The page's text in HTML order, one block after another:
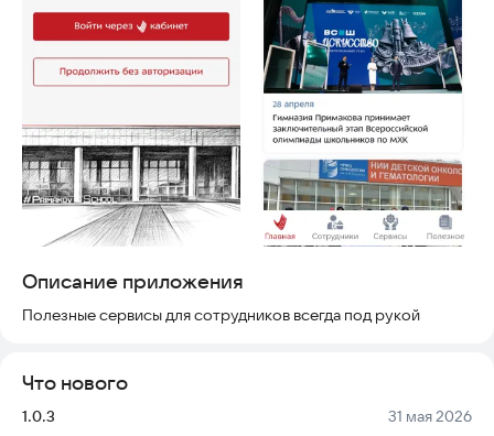
Описание приложения
Полезные сервисы для сотрудников всегда под рукой
Что нового
Версия:
1.0.3 Дата:
31 мая 2026